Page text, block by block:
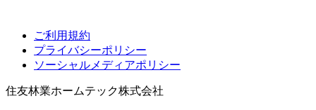
ご利用規約
プライバシーポリシー
ソーシャルメディアポリシー
住友林業ホームテック株式会社